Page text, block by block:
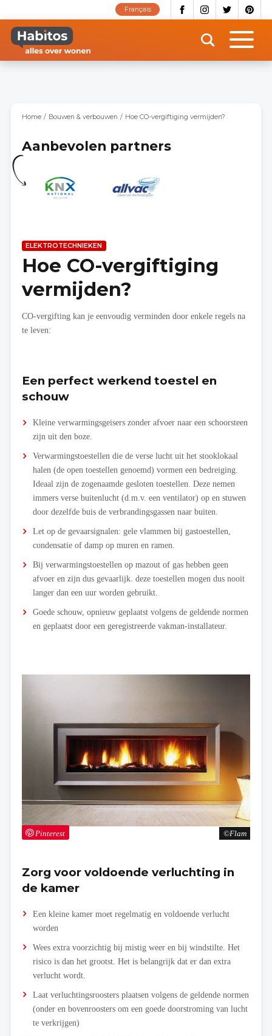
naar
inhoud
gaan
Français
Home Bouwen & verbouwen Hoe CO-vergiftiging vermijden?
Aanbevolen partners
ELEKTROTECHNIEKEN
Hoe CO-vergiftiging
vermijden?
CO-vergifting kan je eenvoudig verminden door enkele regels na
te leven:
Flam
Pinterest
Een perfect werkend toestel en
schouw
Kleine verwarmingsgeisers zonder afvoer naar een schoorsteen
zijn uit den boze.
Verwarmingstoestellen die de verse lucht uit het stooklokaal
halen (de open toestellen genoemd) vormen een bedreiging.
Ideaal zijn de zogenaamde gesloten toestellen. Deze nemen
immers verse buitenlucht (d.m.v. een ventilator) op en stuwen
door dezelfde buis de verbrandingsgassen naar buiten.
Let op de gevaarsignalen: gele vlammen bij gastoestellen,
condensatie of damp op muren en ramen.
Bij verwarmingstoestellen op mazout of gas hebben geen
afvoer en zijn dus gevaarlijk. deze toestellen mogen dus nooit
langer dan een uur worden gebruikt.
Goede schouw, opnieuw geplaatst volgens de geldende normen
en geplaatst door een geregistreerde vakman-installateur.
Zorg voor voldoende verluchting in
de kamer
Een kleine kamer moet regelmatig en voldoende verlucht
worden
Wees extra voorzichtig bij mistig weer en bij windstilte. Het
risico is dan het grootst. Het is belangrijk dat er dan extra
verlucht wordt.
Laat verluchtingsroosters plaatsen volgens de geldende normen
(onder en bovenroosters om een goede doorstroming van lucht
te verkrijgen)